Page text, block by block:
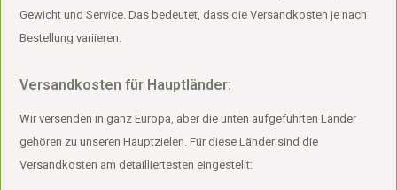
Gewicht und Service. Das bedeutet, dass die Versandkosten je nach
Bestellung variieren.
Versandkosten für Hauptländer:
Wir versenden in ganz Europa, aber die unten aufgeführten Länder
gehören zu unseren Hauptzielen. Für diese Länder sind die
Versandkosten am detailliertesten eingestellt: